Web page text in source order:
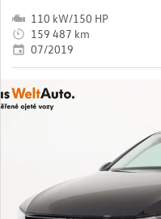
110 kW/150 HP
159 487 km
07/2019